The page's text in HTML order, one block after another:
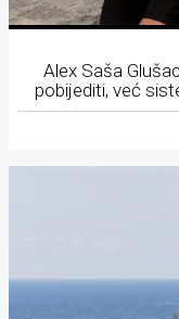
Alex Saša
pobijediti, već